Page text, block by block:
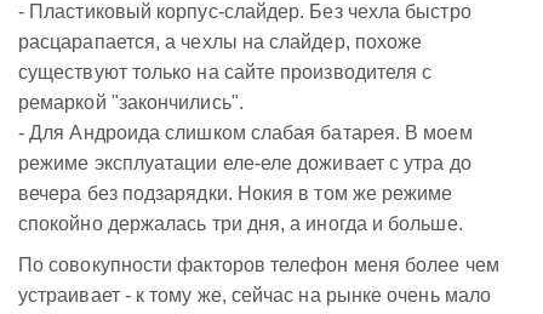
- Пластиковый корпус-слайдер. Без чехла быстро
расцарапается, а чехлы на слайдер, похоже
существуют только на сайте производителя с
ремаркой "закончились".
- Для Андроида слишком слабая батарея. В моем
режиме эксплуатации еле-еле доживает с утра до
вечера без подзарядки. Нокия в том же режиме
спокойно держалась три дня, а иногда и больше.
По совокупности факторов телефон меня более чем
устраивает - к тому же, сейчас на рынке очень мало